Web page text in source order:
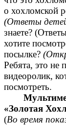
о хохломской
(Ответы
знаете?
хотите
посылке?
Ребята, это не
видеоролик,
посмотреть.
«Золотая
(Во время